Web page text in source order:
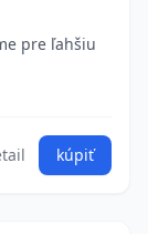
pre ľahšiu
kúpiť